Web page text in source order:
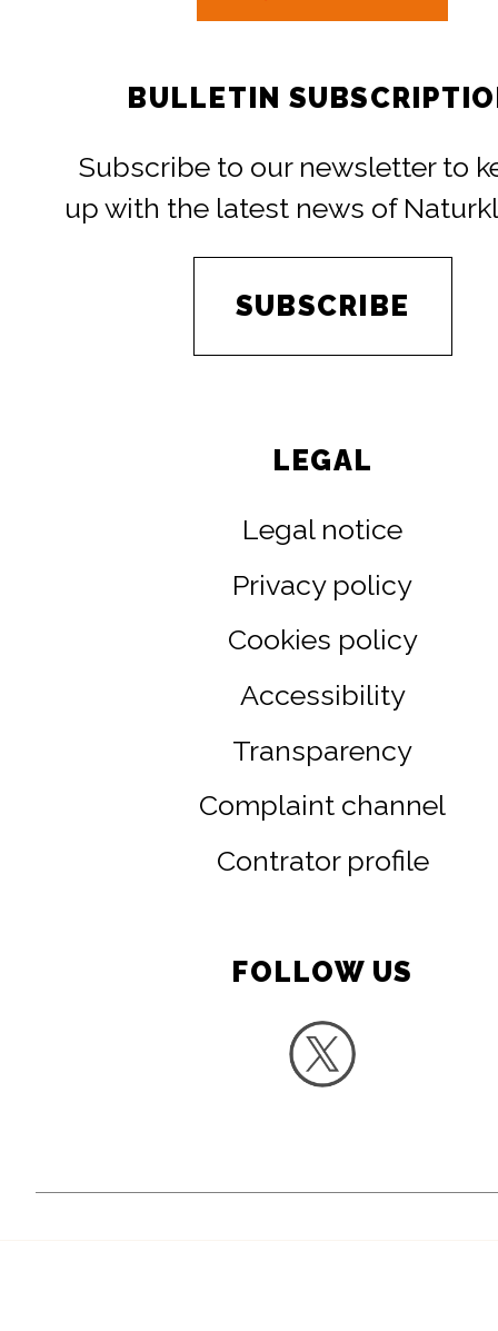
BULLETIN
Subscribe to our newsletter to
up with the latest news of
SUBSCRIBE
LEGAL
Legal notice
Privacy policy
Cookies policy
Accessibility
Transparency
Complaint channel
Contrator profile
FOLLOW US